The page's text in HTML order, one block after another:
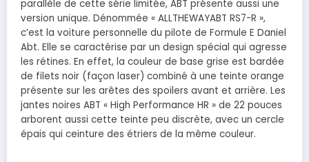
parallèle de cette série limitée, ABT présente aussi une
version unique. Dénommée « ALLTHEWAYABT RS7-R »,
c’est la voiture personnelle du pilote de Formule E Daniel
Abt. Elle se caractérise par un design spécial qui agresse
les rétines. En effet, la couleur de base grise est bardée
de filets noir (façon laser) combiné à une teinte orange
présente sur les arêtes des spoilers avant et arrière. Les
jantes noires ABT « High Performance HR » de 22 pouces
arborent aussi cette teinte peu discrète, avec un cercle
épais qui ceinture des étriers de la même couleur.